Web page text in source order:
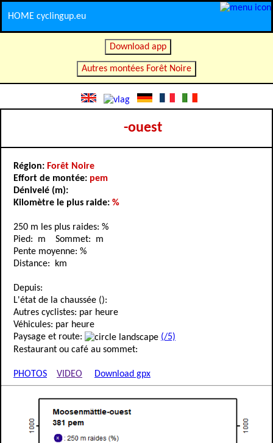
HOME cyclingup.eu
Download app
Autres montées Forêt Noire
-ouest
Région: Forêt Noire
Effort de montée: pem
Dénivelé (m):
Kilomètre le plus raide: %
250 m les plus raides: %
Pied: m Sommet: m
Pente moyenne: %
Distance: km
Depuis:
L'état de la chaussée ():
Autres cyclistes: par heure
Véhicules: par heure
Paysage et route:
(/5)
Restaurant ou café au sommet:
PHOTOS VIDEO Download gpx